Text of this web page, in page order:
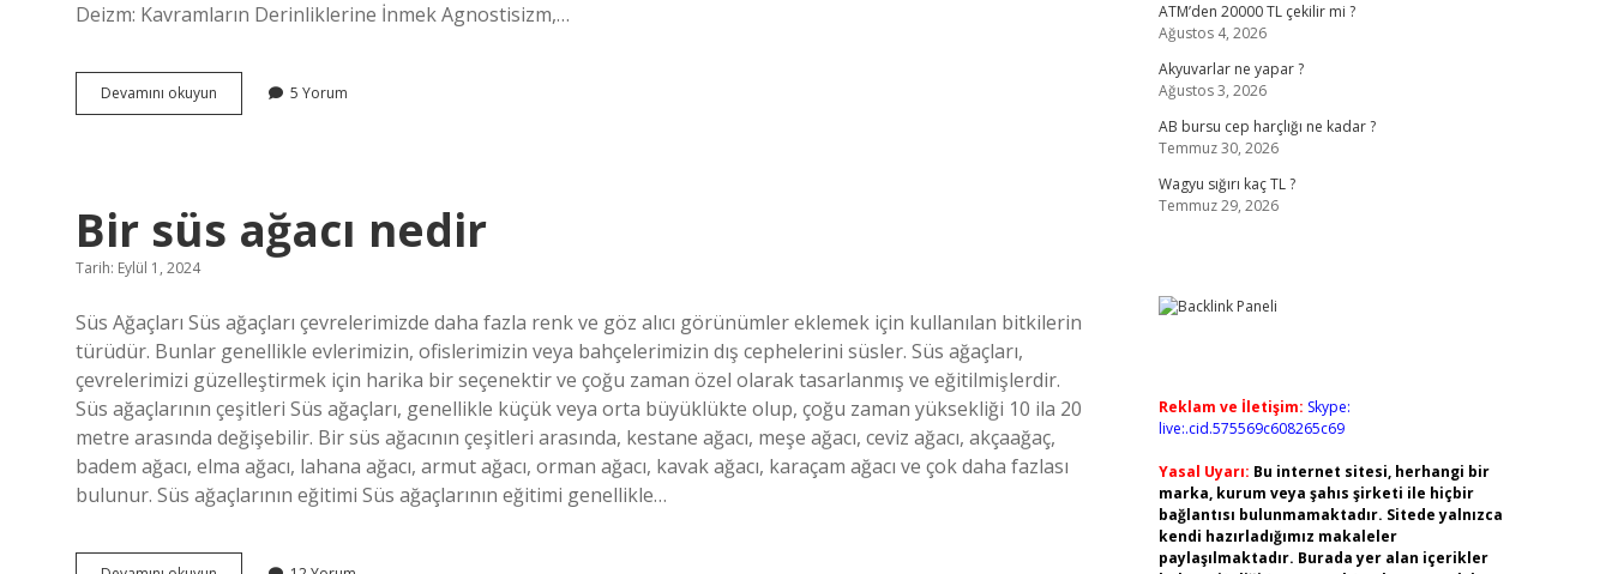
Deizm: Kavramların Derinliklerine İnmek Agnostisizm,…
Devamını okuyun Agnostik
deist
5 Yorum
Bir süs ağacı nedir
Tarih: Eylül 1, 2024
Süs Ağaçları Süs ağaçları çevrelerimizde daha fazla renk ve göz alıcı görünümler eklemek için kullanılan bitkilerin
türüdür. Bunlar genellikle evlerimizin, ofislerimizin veya bahçelerimizin dış cephelerini süsler. Süs ağaçları,
çevrelerimizi güzelleştirmek için harika bir seçenektir ve çoğu zaman özel olarak tasarlanmış ve eğitilmişlerdir.
Süs ağaçlarının çeşitleri Süs ağaçları, genellikle küçük veya orta büyüklükte olup, çoğu zaman yüksekliği 10 ila 20
metre arasında değişebilir. Bir süs ağacının çeşitleri arasında, kestane ağacı, meşe ağacı, ceviz ağacı, akçaağaç,
badem ağacı, elma ağacı, lahana ağacı, armut ağacı, orman ağacı, kavak ağacı, karaçam ağacı ve çok daha fazlası
bulunur. Süs ağaçlarının eğitimi Süs ağaçlarının eğitimi genellikle…
ATM’den 20000 TL çekilir mi ?
Ağustos 4, 2026
Akyuvarlar ne yapar ?
Ağustos 3, 2026
AB bursu cep harçlığı ne kadar ?
Temmuz 30, 2026
Wagyu sığırı kaç TL ?
Temmuz 29, 2026
Reklam ve İletişim: Skype:
live:.cid.575569c608265c69
Yasal Uyarı: Bu internet sitesi, herhangi bir
marka, kurum veya şahıs şirketi ile hiçbir
bağlantısı bulunmamaktadır. Sitede yalnızca
kendi hazırladığımız makaleler
paylaşılmaktadır. Burada yer alan içerikler